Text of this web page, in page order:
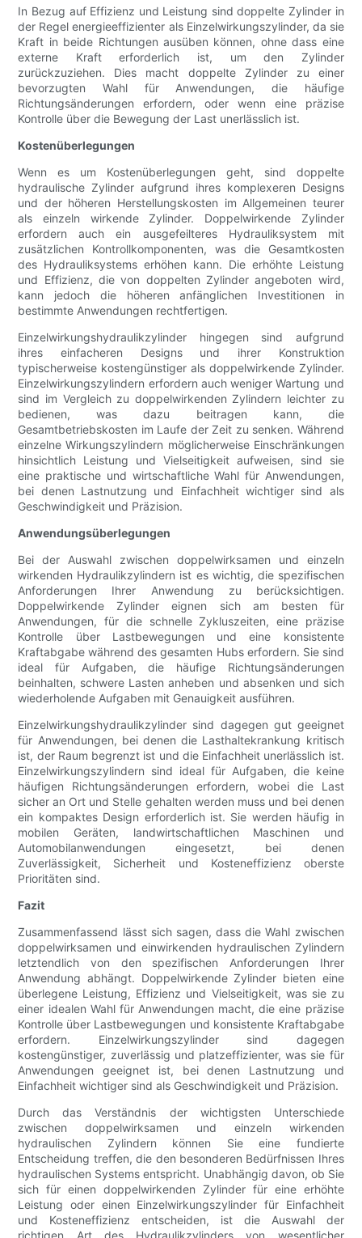
In Bezug auf Effizienz und Leistung sind doppelte Zylinder in
der Regel energieeffizienter als Einzelwirkungszylinder, da sie
Kraft in beide Richtungen ausüben können, ohne dass eine
externe Kraft erforderlich ist, um den Zylinder
zurückzuziehen. Dies macht doppelte Zylinder zu einer
bevorzugten Wahl für Anwendungen, die häufige
Richtungsänderungen erfordern, oder wenn eine präzise
Kontrolle über die Bewegung der Last unerlässlich ist.
Kostenüberlegungen
Wenn es um Kostenüberlegungen geht, sind doppelte
hydraulische Zylinder aufgrund ihres komplexeren Designs
und der höheren Herstellungskosten im Allgemeinen teurer
als einzeln wirkende Zylinder. Doppelwirkende Zylinder
erfordern auch ein ausgefeilteres Hydrauliksystem mit
zusätzlichen Kontrollkomponenten, was die Gesamtkosten
des Hydrauliksystems erhöhen kann. Die erhöhte Leistung
und Effizienz, die von doppelten Zylinder angeboten wird,
kann jedoch die höheren anfänglichen Investitionen in
bestimmte Anwendungen rechtfertigen.
Einzelwirkungshydraulikzylinder hingegen sind aufgrund
ihres einfacheren Designs und ihrer Konstruktion
typischerweise kostengünstiger als doppelwirkende Zylinder.
Einzelwirkungszylindern erfordern auch weniger Wartung und
sind im Vergleich zu doppelwirkenden Zylindern leichter zu
bedienen, was dazu beitragen kann, die
Gesamtbetriebskosten im Laufe der Zeit zu senken. Während
einzelne Wirkungszylindern möglicherweise Einschränkungen
hinsichtlich Leistung und Vielseitigkeit aufweisen, sind sie
eine praktische und wirtschaftliche Wahl für Anwendungen,
bei denen Lastnutzung und Einfachheit wichtiger sind als
Geschwindigkeit und Präzision.
Anwendungsüberlegungen
Bei der Auswahl zwischen doppelwirksamen und einzeln
wirkenden Hydraulikzylindern ist es wichtig, die spezifischen
Anforderungen Ihrer Anwendung zu berücksichtigen.
Doppelwirkende Zylinder eignen sich am besten für
Anwendungen, für die schnelle Zykluszeiten, eine präzise
Kontrolle über Lastbewegungen und eine konsistente
Kraftabgabe während des gesamten Hubs erfordern. Sie sind
ideal für Aufgaben, die häufige Richtungsänderungen
beinhalten, schwere Lasten anheben und absenken und sich
wiederholende Aufgaben mit Genauigkeit ausführen.
Einzelwirkungshydraulikzylinder sind dagegen gut geeignet
für Anwendungen, bei denen die Lasthaltekrankung kritisch
ist, der Raum begrenzt ist und die Einfachheit unerlässlich ist.
Einzelwirkungszylindern sind ideal für Aufgaben, die keine
häufigen Richtungsänderungen erfordern, wobei die Last
sicher an Ort und Stelle gehalten werden muss und bei denen
ein kompaktes Design erforderlich ist. Sie werden häufig in
mobilen Geräten, landwirtschaftlichen Maschinen und
Automobilanwendungen eingesetzt, bei denen
Zuverlässigkeit, Sicherheit und Kosteneffizienz oberste
Prioritäten sind.
Fazit
Zusammenfassend lässt sich sagen, dass die Wahl zwischen
doppelwirksamen und einwirkenden hydraulischen Zylindern
letztendlich von den spezifischen Anforderungen Ihrer
Anwendung abhängt. Doppelwirkende Zylinder bieten eine
überlegene Leistung, Effizienz und Vielseitigkeit, was sie zu
einer idealen Wahl für Anwendungen macht, die eine präzise
Kontrolle über Lastbewegungen und konsistente Kraftabgabe
erfordern. Einzelwirkungszylinder sind dagegen
kostengünstiger, zuverlässig und platzeffizienter, was sie für
Anwendungen geeignet ist, bei denen Lastnutzung und
Einfachheit wichtiger sind als Geschwindigkeit und Präzision.
Durch das Verständnis der wichtigsten Unterschiede
zwischen doppelwirksamen und einzeln wirkenden
hydraulischen Zylindern können Sie eine fundierte
Entscheidung treffen, die den besonderen Bedürfnissen Ihres
hydraulischen Systems entspricht. Unabhängig davon, ob Sie
sich für einen doppelwirkenden Zylinder für eine erhöhte
Leistung oder einen Einzelwirkungszylinder für Einfachheit
und Kosteneffizienz entscheiden, ist die Auswahl der